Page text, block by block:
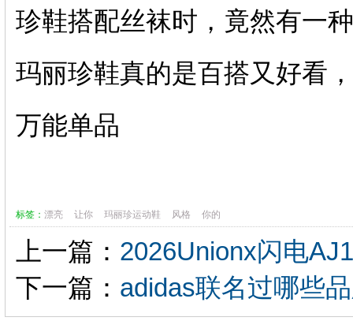
珍鞋搭配丝袜时，竟然有一
玛丽珍鞋真的是百搭又好看
万能单品
标签： 漂亮 让你 玛丽珍运动鞋 风格 你的
上一篇： 2026Unionx闪电
下一篇： adidas联名过哪些